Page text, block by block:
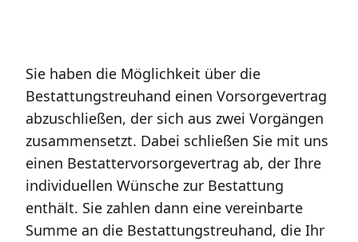
Sie haben die Möglichkeit über die
Bestattungstreuhand einen Vorsorgevertrag
abzuschließen, der sich aus zwei Vorgängen
zusammensetzt. Dabei schließen Sie mit uns
einen Bestattervorsorgevertrag ab, der Ihre
individuellen Wünsche zur Bestattung
enthält. Sie zahlen dann eine vereinbarte
Summe an die Bestattungstreuhand, die Ihr